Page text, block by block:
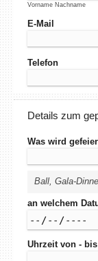
Vorname Nachname
E-Mail
Telefon
Details zum
Was wird
Ball, Gala-
an welchem
Uhrzeit von - bis